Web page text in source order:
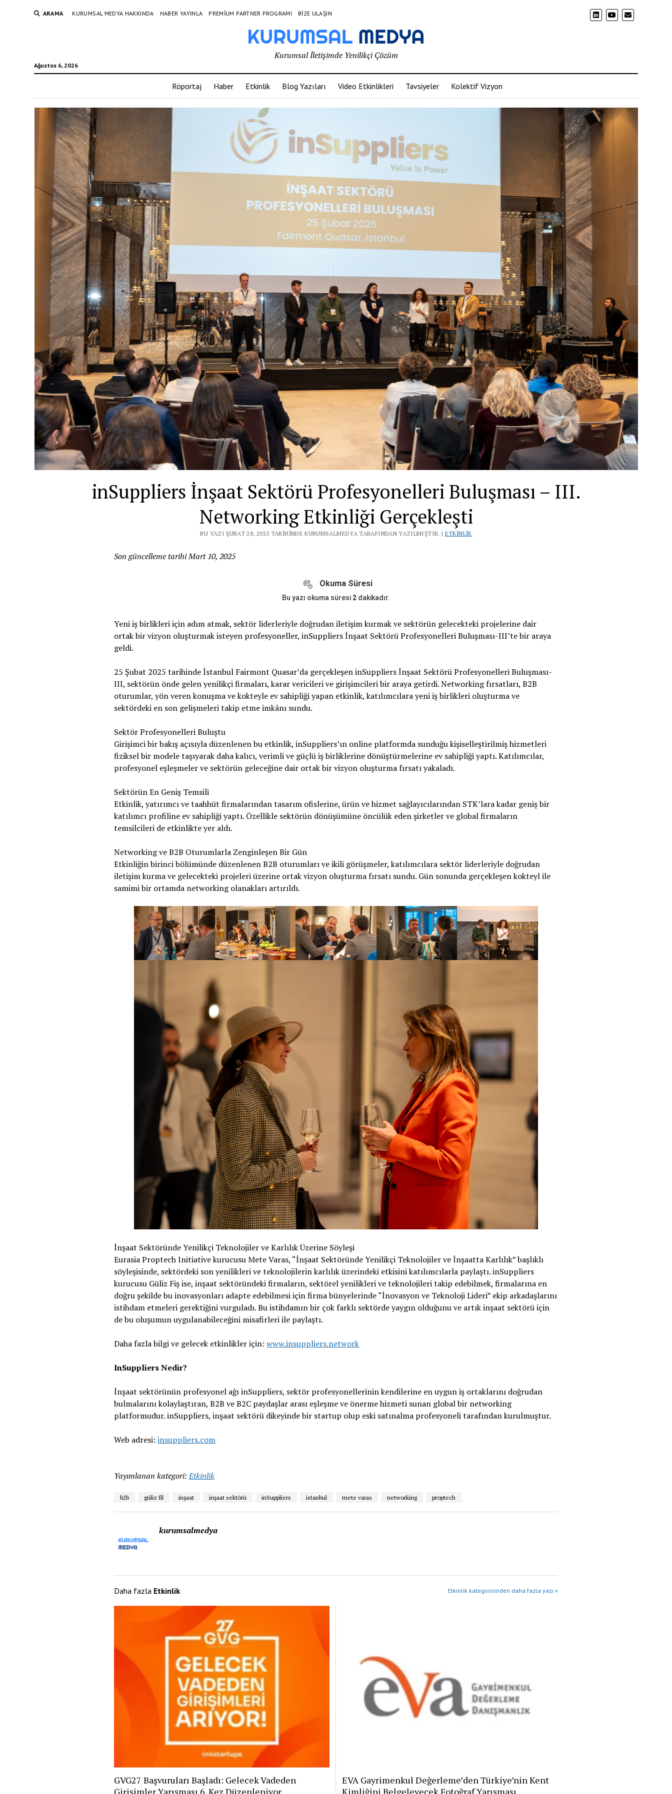
ARAMA KURUMSAL MEDYA HAKKINDA HABER YAYINLA PREMIUM PARTNER PROGRAMI BIZE ULAŞIN
Ağustos 6, 2026
Kurumsal İletişimde Yenilikçi Çözüm
Röportaj Haber Etkinlik Blog Yazıları Video Etkinlikleri Tavsiyeler Kolektif Vizyon
inSuppliers İnşaat Sektörü Profesyonelleri Buluşması – III.
Networking Etkinliği Gerçekleşti
BU YAZI ŞUBAT 28, 2025 TARIHINDE KURUMSALMEDYA TARAFINDAN YAZILMIŞTIR. | ETKINLIK
Son güncelleme tarihi Mart 10, 2025
Okuma Süresi
Bu yazı okuma süresi 2 dakikadır.
Yeni iş birlikleri için adım atmak, sektör liderleriyle doğrudan iletişim kurmak ve sektörün gelecekteki projelerine dair
ortak bir vizyon oluşturmak isteyen profesyoneller, inSuppliers İnşaat Sektörü Profesyonelleri Buluşması-III’te bir araya
geldi.
25 Şubat 2025 tarihinde İstanbul Fairmont Quasar’da gerçekleşen inSuppliers İnşaat Sektörü Profesyonelleri Buluşması-
III, sektörün önde gelen yenilikçi firmaları, karar vericileri ve girişimcileri bir araya getirdi. Networking fırsatları, B2B
oturumlar, yön veren konuşma ve kokteyle ev sahipliği yapan etkinlik, katılımcılara yeni iş birlikleri oluşturma ve
sektördeki en son gelişmeleri takip etme imkânı sundu.
Sektör Profesyonelleri Buluştu
Girişimci bir bakış açısıyla düzenlenen bu etkinlik, inSuppliers’ın online platformda sunduğu kişiselleştirilmiş hizmetleri
fiziksel bir modele taşıyarak daha kalıcı, verimli ve güçlü iş birliklerine dönüştürmelerine ev sahipliği yaptı. Katılımcılar,
profesyonel eşleşmeler ve sektörün geleceğine dair ortak bir vizyon oluşturma fırsatı yakaladı.
Sektörün En Geniş Temsili
Etkinlik, yatırımcı ve taahhüt firmalarından tasarım ofislerine, ürün ve hizmet sağlayıcılarından STK’lara kadar geniş bir
katılımcı profiline ev sahipliği yaptı. Özellikle sektörün dönüşümüne öncülük eden şirketler ve global firmaların
temsilcileri de etkinlikte yer aldı.
Networking ve B2B Oturumlarla Zenginleşen Bir Gün
Etkinliğin birinci bölümünde düzenlenen B2B oturumları ve ikili görüşmeler, katılımcılara sektör liderleriyle doğrudan
iletişim kurma ve gelecekteki projeleri üzerine ortak vizyon oluşturma fırsatı sundu. Gün sonunda gerçekleşen kokteyl ile
samimi bir ortamda networking olanakları artırıldı.
İnşaat Sektöründe Yenilikçi Teknolojiler ve Karlılık Üzerine Söyleşi
Eurasia Proptech Initiative kurucusu Mete Varas, “İnşaat Sektöründe Yenilikçi Teknolojiler ve İnşaatta Karlılık” başlıklı
söyleşisinde, sektördeki son yenilikleri ve teknolojilerin karlılık üzerindeki etkisini katılımcılarla paylaştı. inSuppliers
kurucusu Güliz Fiş ise, inşaat sektöründeki firmaların, sektörel yenilikleri ve teknolojileri takip edebilmek, firmalarına en
doğru şekilde bu inovasyonları adapte edebilmesi için firma bünyelerinde “İnovasyon ve Teknoloji Lideri” ekip arkadaşlarını
istihdam etmeleri gerektiğini vurguladı. Bu istihdamın bir çok farklı sektörde yaygın olduğunu ve artık inşaat sektörü için
de bu oluşumun uygulanabileceğini misafirleri ile paylaştı.
Daha fazla bilgi ve gelecek etkinlikler için:www.insuppliers.network
InSuppliers Nedir?
İnşaat sektörünün profesyonel ağı inSuppliers, sektör profesyonellerinin kendilerine en uygun iş ortaklarını doğrudan
bulmalarını kolaylaştıran, B2B ve B2C paydaşlar arası eşleşme ve önerme hizmeti sunan global bir networking
platformudur. inSuppliers, inşaat sektörü dikeyinde bir startup olup eski satınalma profesyoneli tarafından kurulmuştur.
Web adresi:insuppliers.com
Yayımlanan kategori: Etkinlik
b2b güliz fil inşaat inşaat sektörü inSuppliers istanbul mete varas networking proptech
kurumsalmedya
Daha fazla Etkinlik Etkinlik kategorisinden daha fazla yazı »
GVG27 Başvuruları Başladı: Gelecek Vadeden
Girişimler Yarışması 6. Kez Düzenleniyor
EVA Gayrimenkul Değerleme’den Türkiye’nin Kent
Kimliğini Belgeleyecek Fotoğraf Yarışması